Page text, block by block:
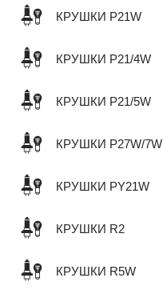
КРУШКИ P21W
КРУШКИ P21/4W
КРУШКИ P21/5W
КРУШКИ P27W/7W
КРУШКИ PY21W
КРУШКИ R2
КРУШКИ R5W